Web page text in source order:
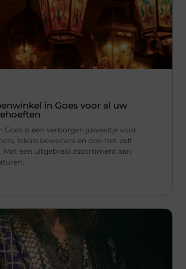
in Goes voor al uw
Goes is een verborgen juweeltje voor
lokale bewoners en doe-het-zelf
Met een uitgebreid assortiment aan